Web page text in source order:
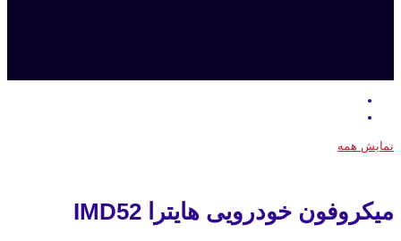
نمایش همه
میکروفون خودرویی هایترا IMD52